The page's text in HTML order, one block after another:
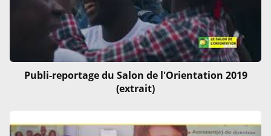
Publi-reportage du Salon de l'Orientation 2019
(extrait)